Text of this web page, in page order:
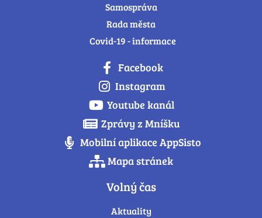
Samospráva
Rada města
Covid-19 - informace
Facebook
Instagram
Youtube kanál
Zprávy z Mníšku
Mobilní aplikace AppSisto
Mapa stránek
Volný čas
Aktuality